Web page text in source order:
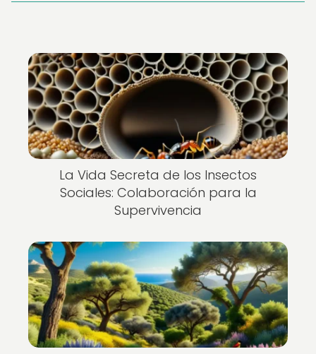
La Vida Secreta de los Insectos
Sociales: Colaboración para la
Supervivencia